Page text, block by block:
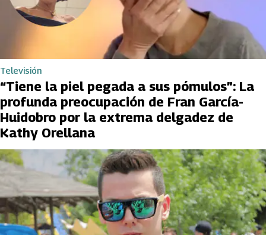
Televisión
“Tiene la piel pegada a sus pómulos”: La
profunda preocupación de Fran García-
Huidobro por la extrema delgadez de
Kathy Orellana